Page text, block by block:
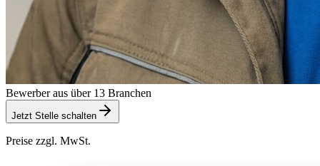
Bewerber aus über 13 Branchen
Jetzt Stelle schalten
Preise zzgl. MwSt.